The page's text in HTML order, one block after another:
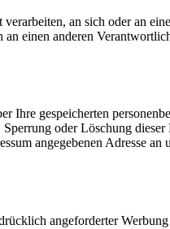
an sich oder an
an einen anderen
Ihre gespeicherten
oder Löschung dieser
angegebenen Adresse an
angeforderter